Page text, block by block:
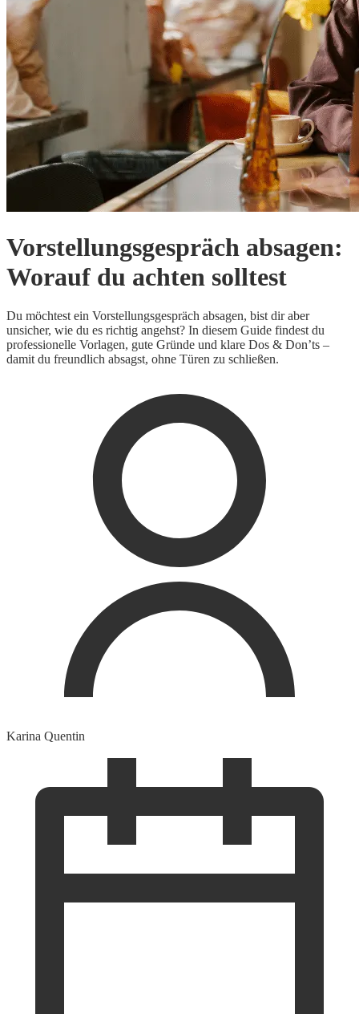
Vorstellungsgespräch absagen:
Worauf du achten solltest
Du möchtest ein Vorstellungsgespräch absagen, bist dir aber
unsicher, wie du es richtig angehst? In diesem Guide findest du
professionelle Vorlagen, gute Gründe und klare Dos & Don’ts –
damit du freundlich absagst, ohne Türen zu schließen.
Karina Quentin